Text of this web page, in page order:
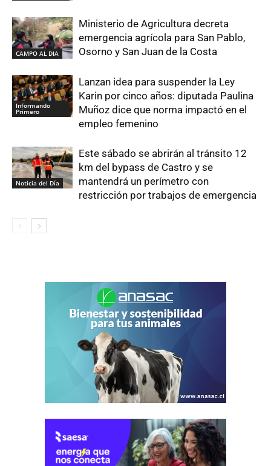
CAMPO AL DIA
Ministerio de Agricultura decreta
emergencia agrícola para San Pablo,
Osorno y San Juan de la Costa
Informando
Primero
Lanzan idea para suspender la Ley
Karin por cinco años: diputada Paulina
Muñoz dice que norma impactó en el
empleo femenino
Noticia del Día
Este sábado se abrirán al tránsito 12
km del bypass de Castro y se
mantendrá un perímetro con
restricción por trabajos de emergencia